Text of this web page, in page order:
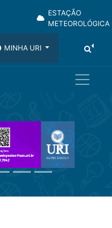
ESTAÇÃO
METEOROLÓGICA
MINHA URI
Próximo